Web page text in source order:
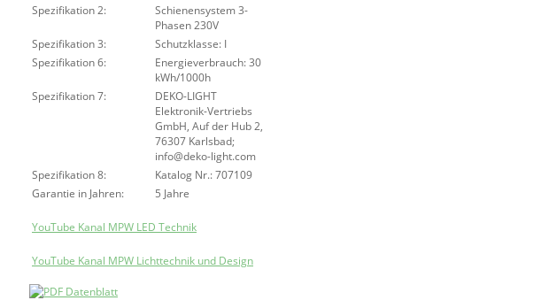
Spezifikation 2:
Schienensystem 3-
Phasen 230V
Spezifikation 3:
Schutzklasse: I
Spezifikation 6:
Energieverbrauch: 30
kWh/1000h
Spezifikation 7:
DEKO-LIGHT
Elektronik-Vertriebs
GmbH, Auf der Hub 2,
76307 Karlsbad;
info@deko-light.com
Spezifikation 8:
Katalog Nr.: 707109
Garantie in Jahren:
5 Jahre
YouTube Kanal MPW LED Technik
YouTube Kanal MPW Lichttechnik und Design